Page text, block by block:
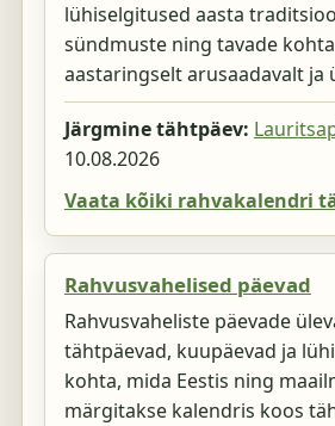
lühiselgitused aasta
sündmuste ning tavade
aastaringselt arusaadavalt ja
Järgmine tähtpäev:
10.08.2026
Vaata kõiki rahvakalendri
Rahvusvahelised päevad
Rahvusvaheliste päevade
tähtpäevad, kuupäevad ja
kohta, mida Eestis ning
märgitakse kalendris koos